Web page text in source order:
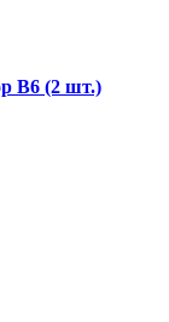
В6 (2 шт.)